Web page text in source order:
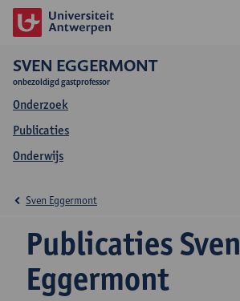
SVEN EGGERMONT
onbezoldigd gastprofessor
Onderzoek
Publicaties
Onderwijs
Publicaties Sven
Eggermont
Sven Eggermont